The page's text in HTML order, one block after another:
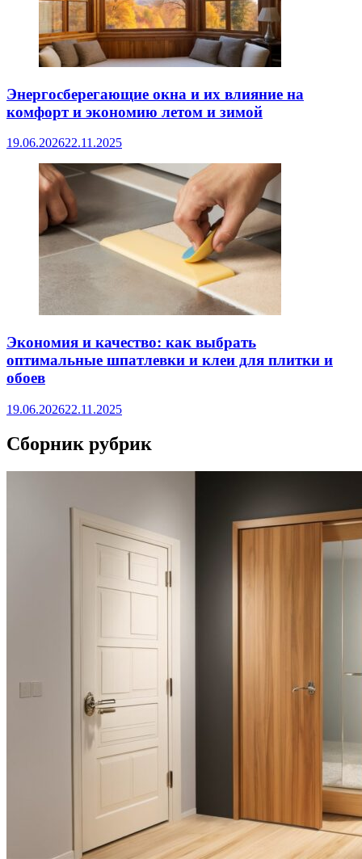
Энергосберегающие окна и их влияние на
комфорт и экономию летом и зимой
19.06.202622.11.2025
Экономия и качество: как выбрать
оптимальные шпатлевки и клеи для плитки и
обоев
19.06.202622.11.2025
Сборник рубрик